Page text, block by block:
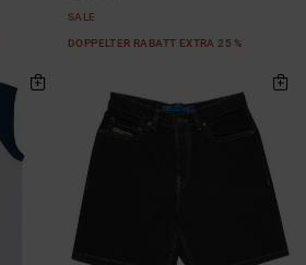
SALE
DOPPELTER RABATT EXTRA 25 %